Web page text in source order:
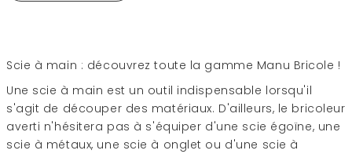
Scie à main : découvrez toute la gamme Manu Bricole !
Une scie à main est un outil indispensable lorsqu'il
s'agit de découper des matériaux. D'ailleurs, le bricoleur
averti n'hésitera pas à s'équiper d'une scie égoïne, une
scie à métaux, une scie à onglet ou d'une scie à